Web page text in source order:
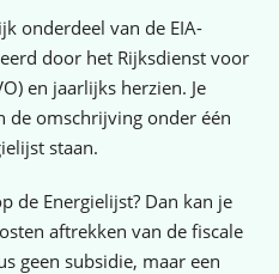
onderdeel van de EIA-
door het Rijksdienst voor
en jaarlijks herzien. Je
de omschrijving onder één
staan.
de Energielijst? Dan kan je
aftrekken van de fiscale
geen subsidie, maar een